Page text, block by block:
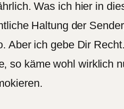
Was ich hier in
Haltung der
Aber ich gebe Dir
so käme wohl wirklich